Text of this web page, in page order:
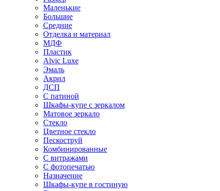
Маленькие
Большие
Средние
Отделка и материал
МДФ
Пластик
Alvic Luxe
Эмаль
Акрил
ДСП
С патиной
Шкафы-купе с зеркалом
Матовое зеркало
Стекло
Цветное стекло
Пескоструй
Комбинированные
С витражами
С фотопечатью
Назначение
Шкафы-купе в гостиную